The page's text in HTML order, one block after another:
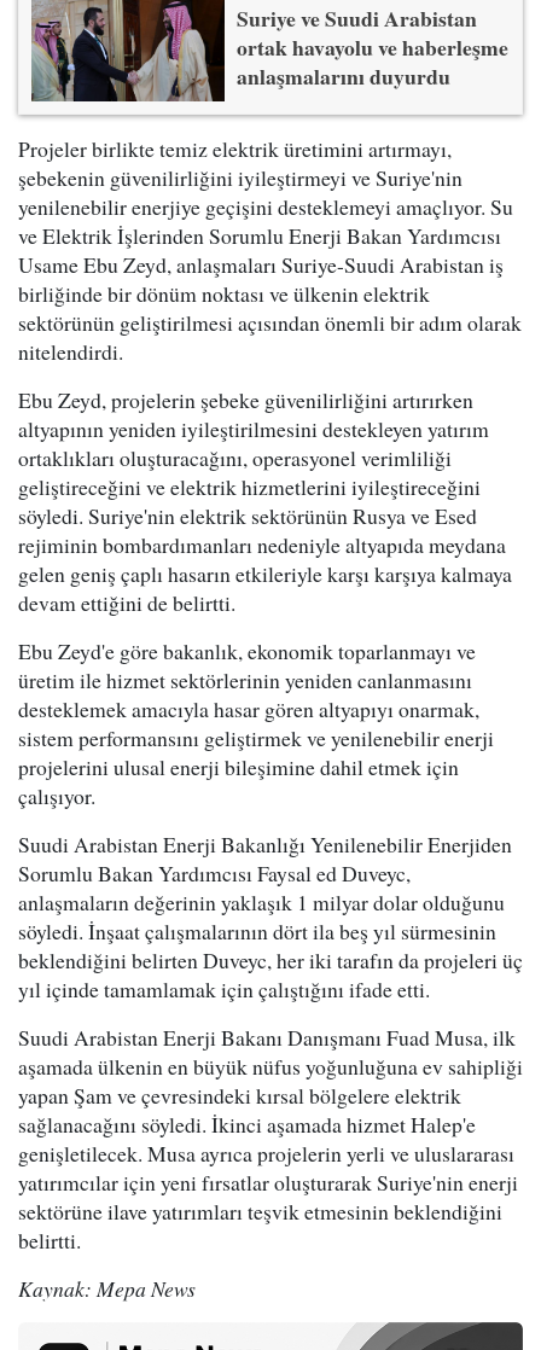
Suriye ve Suudi Arabistan
ortak havayolu ve haberleşme
anlaşmalarını duyurdu
Projeler birlikte temiz elektrik üretimini artırmayı,
şebekenin güvenilirliğini iyileştirmeyi ve Suriye'nin
yenilenebilir enerjiye geçişini desteklemeyi amaçlıyor. Su
ve Elektrik İşlerinden Sorumlu Enerji Bakan Yardımcısı
Usame Ebu Zeyd, anlaşmaları Suriye-Suudi Arabistan iş
birliğinde bir dönüm noktası ve ülkenin elektrik
sektörünün geliştirilmesi açısından önemli bir adım olarak
nitelendirdi.
Ebu Zeyd, projelerin şebeke güvenilirliğini artırırken
altyapının yeniden iyileştirilmesini destekleyen yatırım
ortaklıkları oluşturacağını, operasyonel verimliliği
geliştireceğini ve elektrik hizmetlerini iyileştireceğini
söyledi. Suriye'nin elektrik sektörünün Rusya ve Esed
rejiminin bombardımanları nedeniyle altyapıda meydana
gelen geniş çaplı hasarın etkileriyle karşı karşıya kalmaya
devam ettiğini de belirtti.
Ebu Zeyd'e göre bakanlık, ekonomik toparlanmayı ve
üretim ile hizmet sektörlerinin yeniden canlanmasını
desteklemek amacıyla hasar gören altyapıyı onarmak,
sistem performansını geliştirmek ve yenilenebilir enerji
projelerini ulusal enerji bileşimine dahil etmek için
çalışıyor.
Suudi Arabistan Enerji Bakanlığı Yenilenebilir Enerjiden
Sorumlu Bakan Yardımcısı Faysal ed Duveyc,
anlaşmaların değerinin yaklaşık 1 milyar dolar olduğunu
söyledi. İnşaat çalışmalarının dört ila beş yıl sürmesinin
beklendiğini belirten Duveyc, her iki tarafın da projeleri üç
yıl içinde tamamlamak için çalıştığını ifade etti.
Suudi Arabistan Enerji Bakanı Danışmanı Fuad Musa, ilk
aşamada ülkenin en büyük nüfus yoğunluğuna ev sahipliği
yapan Şam ve çevresindeki kırsal bölgelere elektrik
sağlanacağını söyledi. İkinci aşamada hizmet Halep'e
genişletilecek. Musa ayrıca projelerin yerli ve uluslararası
yatırımcılar için yeni fırsatlar oluşturarak Suriye'nin enerji
sektörüne ilave yatırımları teşvik etmesinin beklendiğini
belirtti.
Kaynak: Mepa News